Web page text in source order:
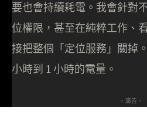
要也會持續耗電。我會針對
位權限，甚至在純粹工作、
接把整個「定位服務」關掉
小時到 1 小時的電量。
- 廣告 -